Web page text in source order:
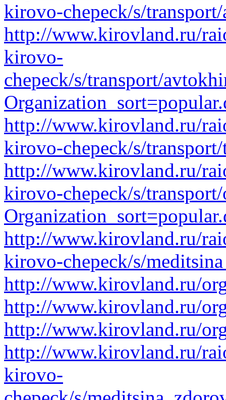
kirovo-chepeck/s/
http://www.kirovland.ru/
kirovo-
chepeck/s/transport/
http://www.kirovland.ru/
kirovo-chepeck/s/
http://www.kirovland.ru/
kirovo-chepeck/s/
http://www.kirovland.ru/
kirovo-chepeck/s/
http://www.kirovland.ru/
http://www.kirovland.ru/
http://www.kirovland.ru/
http://www.kirovland.ru/
kirovo-